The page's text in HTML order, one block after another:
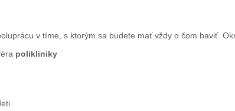
v tíme, s ktorým sa budete mať vždy o čom baviť.
polikliniky